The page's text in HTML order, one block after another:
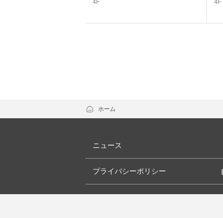
4F 4F
ホーム
ニュース
プライバシーポリシー